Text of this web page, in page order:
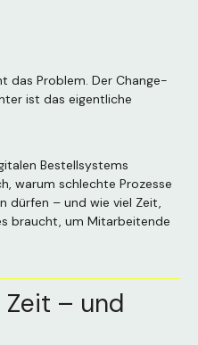
das Problem. Der Change-
ist das eigentliche
Bestellsystems
warum schlechte Prozesse
dürfen – und wie viel Zeit,
braucht, um Mitarbeitende
– und